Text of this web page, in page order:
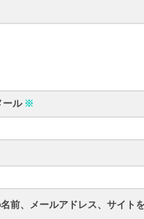
ール ※
前、メールアドレス、サイトを